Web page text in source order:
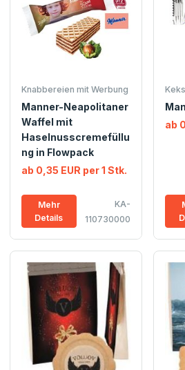
Knabbereien mit Werbung
Manner-Neapolitaner
Waffel mit
Haselnusscremefüllu
ng in Flowpack
ab 0,35 EUR per 1 Stk.
Mehr
Details
KA-
110730000
ab